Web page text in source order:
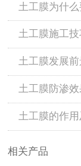
土工膜为什
土工膜施工技
土工膜发展
土工膜防渗效
土工膜的作
相关产品